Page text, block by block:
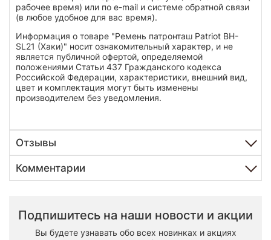
рабочее время) или по e-mail и системе обратной связи
(в любое удобное для вас время).
Информация о товаре "Ремень патронташ Patriot BH-
SL21 (Хаки)" носит ознакомительный характер, и не
является публичной офертой, определяемой
положениями Статьи 437 Гражданского кодекса
Российской Федерации, характеристики, внешний вид,
цвет и комплектация могут быть изменены
производителем без уведомления.
Отзывы
Комментарии
Подпишитесь на наши новости и акции
Вы будете узнавать обо всех новинках и акциях